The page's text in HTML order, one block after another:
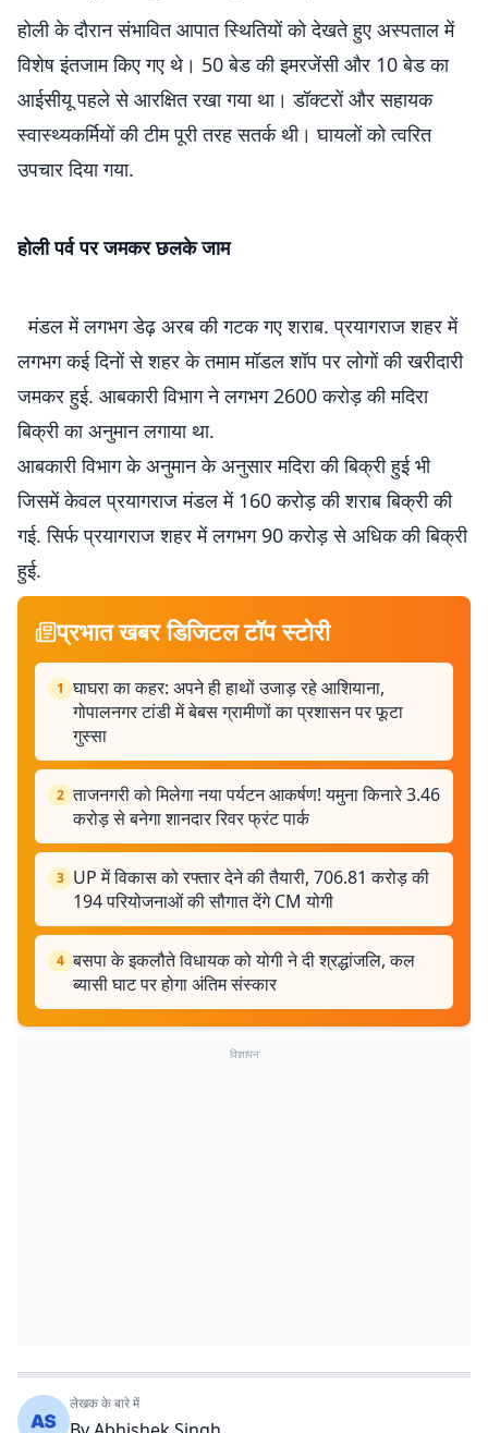
होली के दौरान संभावित आपात स्थितियों को देखते हुए अस्पताल में
विशेष इंतजाम किए गए थे। 50 बेड की इमरजेंसी और 10 बेड का
आईसीयू पहले से आरक्षित रखा गया था। डॉक्टरों और सहायक
स्वास्थ्यकर्मियों की टीम पूरी तरह सतर्क थी। घायलों को त्वरित
उपचार दिया गया.
होली पर्व पर जमकर छलके जाम
मंडल में लगभग डेढ़ अरब की गटक गए शराब. प्रयागराज शहर में
लगभग कई दिनों से शहर के तमाम मॉडल शॉप पर लोगों की खरीदारी
जमकर हुई. आबकारी विभाग ने लगभग 2600 करोड़ की मदिरा
बिक्री का अनुमान लगाया था.
आबकारी विभाग के अनुमान के अनुसार मदिरा की बिक्री हुई भी
जिसमें केवल प्रयागराज मंडल में 160 करोड़ की शराब बिक्री की
गई. सिर्फ प्रयागराज शहर में लगभग 90 करोड़ से अधिक की बिक्री
हुई.
प्रभात खबर डिजिटल टॉप स्टोरी
1 घाघरा का कहर: अपने ही हाथों उजाड़ रहे आशियाना,
गोपालनगर टांडी में बेबस ग्रामीणों का प्रशासन पर फूटा
गुस्सा
2 ताजनगरी को मिलेगा नया पर्यटन आकर्षण! यमुना किनारे 3.46
करोड़ से बनेगा शानदार रिवर फ्रंट पार्क
3 UP में विकास को रफ्तार देने की तैयारी, 706.81 करोड़ की
194 परियोजनाओं की सौगात देंगे CM योगी
4 बसपा के इकलौते विधायक को योगी ने दी श्रद्धांजलि, कल
ब्यासी घाट पर होगा अंतिम संस्कार
विज्ञापन
लेखक के बारे में